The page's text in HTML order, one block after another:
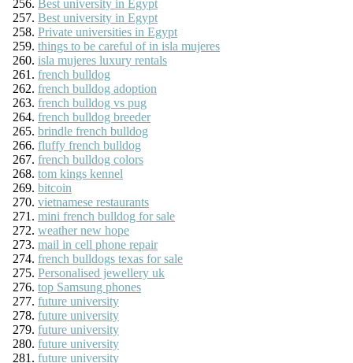
Best university in Egypt
Best university in Egypt
Private universities in Egypt
things to be careful of in isla mujeres
isla mujeres luxury rentals
french bulldog
french bulldog adoption
french bulldog vs pug
french bulldog breeder
brindle french bulldog
fluffy french bulldog
french bulldog colors
tom kings kennel
bitcoin
vietnamese restaurants
mini french bulldog for sale
weather new hope
mail in cell phone repair
french bulldogs texas for sale
Personalised jewellery uk
top Samsung phones
future university
future university
future university
future university
future university